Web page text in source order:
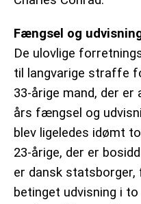
Fængsel og
De ulovlige
til langvarige straffe
33-årige mand, der
års fængsel og
blev ligeledes idømt
23-årige, der er
er dansk
betinget udvisning i